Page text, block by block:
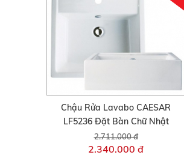
Chậu Rửa Lavabo CAESAR
LF5236 Đặt Bàn Chữ Nhật
2.711.000 đ
2.340.000 đ